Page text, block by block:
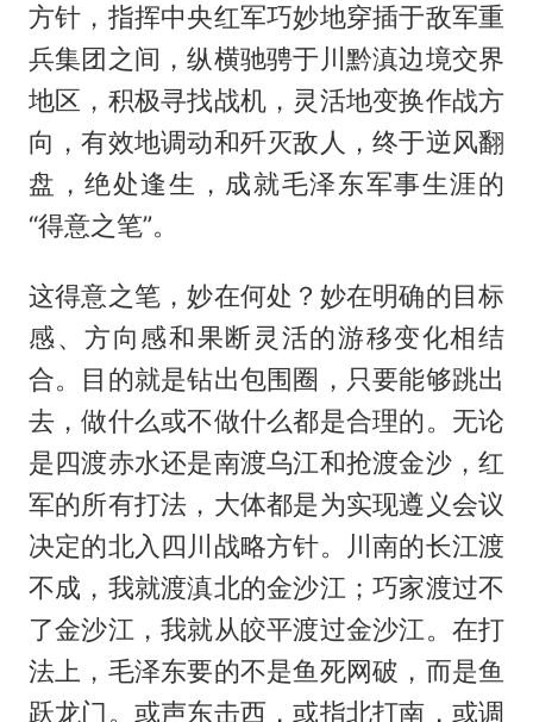
方针，指挥中央红军巧妙地穿插于敌军重
兵集团之间，纵横驰骋于川黔滇边境交界
地区，积极寻找战机，灵活地变换作战方
向，有效地调动和歼灭敌人，终于逆风翻
盘，绝处逢生，成就毛泽东军事生涯的
“得意之笔”。
这得意之笔，妙在何处？妙在明确的目标
感、方向感和果断灵活的游移变化相结
合。目的就是钻出包围圈，只要能够跳出
去，做什么或不做什么都是合理的。无论
是四渡赤水还是南渡乌江和抢渡金沙，红
军的所有打法，大体都是为实现遵义会议
决定的北入四川战略方针。川南的长江渡
不成，我就渡滇北的金沙江；巧家渡过不
了金沙江，我就从皎平渡过金沙江。在打
法上，毛泽东要的不是鱼死网破，而是鱼
跃龙门。或声东击西，或指北打南，或调